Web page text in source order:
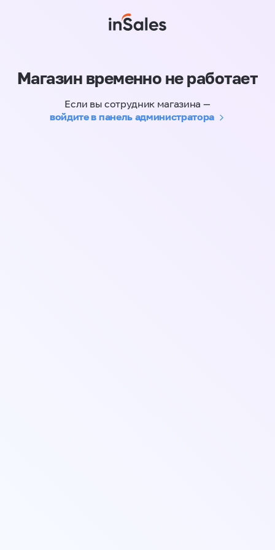
Магазин временно не работает
Если вы сотрудник магазина —
войдите в панель администратора